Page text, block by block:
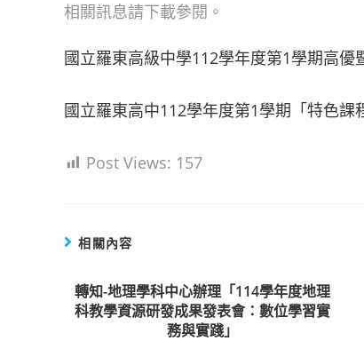
相關訊息請下載參閱。
國立羅東高級中學112學年度第1學期高
國立羅東高中112學年度第1學期「特色課
Post Views: 157
相關內容
轉知-地理學科中心辦理「114學年度地理
科教學資源研發成果發表會：數位學習實
務與實踐」